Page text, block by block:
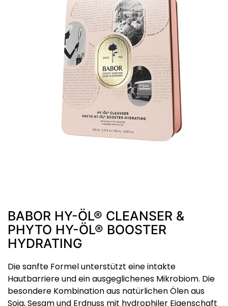
BABOR HY-ÖL® CLEANSER &
PHYTO HY-ÖL® BOOSTER
HYDRATING
Die sanfte Formel unterstützt eine intakte
Hautbarriere und ein ausgeglichenes Mikrobiom. Die
besondere Kombination aus natürlichen Ölen aus
Soja, Sesam und Erdnuss mit hydrophiler Eigenschaft